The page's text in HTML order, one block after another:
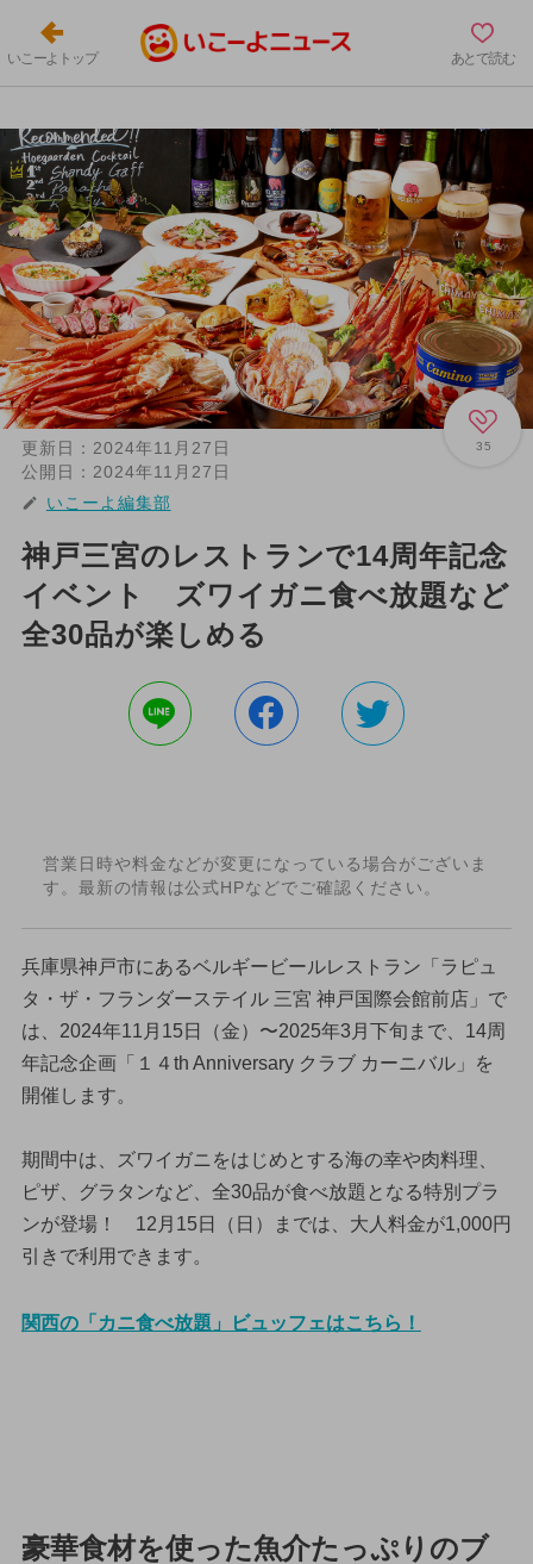
いこーよトップ あとで読む
35
更新日： 2024年11月27日
公開日： 2024年11月27日
いこーよ編集部
神戸三宮のレストランで14周年記念
イベント ズワイガニ食べ放題など
全30品が楽しめる
営業日時や料金などが変更になっている場合がございま
す。最新の情報は公式HPなどでご確認ください。
兵庫県神戸市にあるベルギービールレストラン「ラピュ
タ・ザ・フランダーステイル 三宮 神戸国際会館前店」で
は、2024年11月15日（金）〜2025年3月下旬まで、14周
年記念企画「１４th Anniversary クラブ カーニバル」を
開催します。
期間中は、ズワイガニをはじめとする海の幸や肉料理、
ピザ、グラタンなど、全30品が食べ放題となる特別プラ
ンが登場！ 12月15日（日）までは、大人料金が1,000円
引きで利用できます。
関西の「カニ食べ放題」ビュッフェはこちら！
豪華食材を使った魚介たっぷりのブ